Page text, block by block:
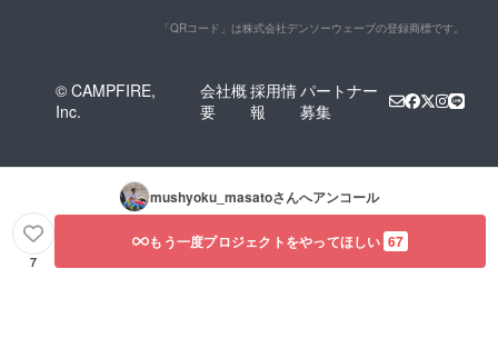
「QRコード」は株式会社デンソーウェーブの登録商標です。
© CAMPFIRE,
Inc.
会社概
要
採用情
報
パートナー
募集
mushyoku_masatoさんへアンコール
7
もう一度プロジェクトをやってほしい 67